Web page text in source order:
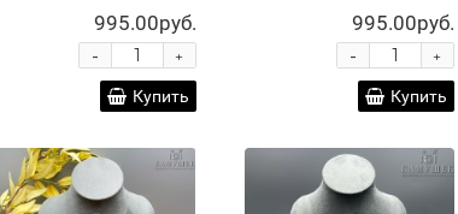
995.00руб.
+
-
Купить
995.00руб.
+
-
Купить